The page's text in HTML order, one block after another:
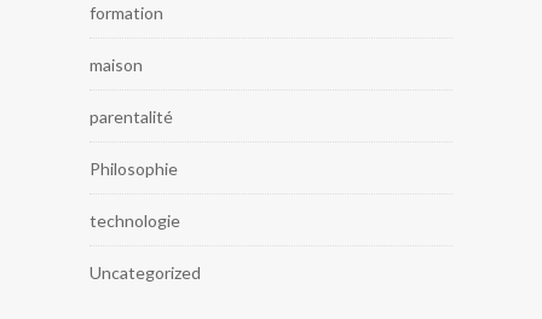
formation
maison
parentalité
Philosophie
technologie
Uncategorized